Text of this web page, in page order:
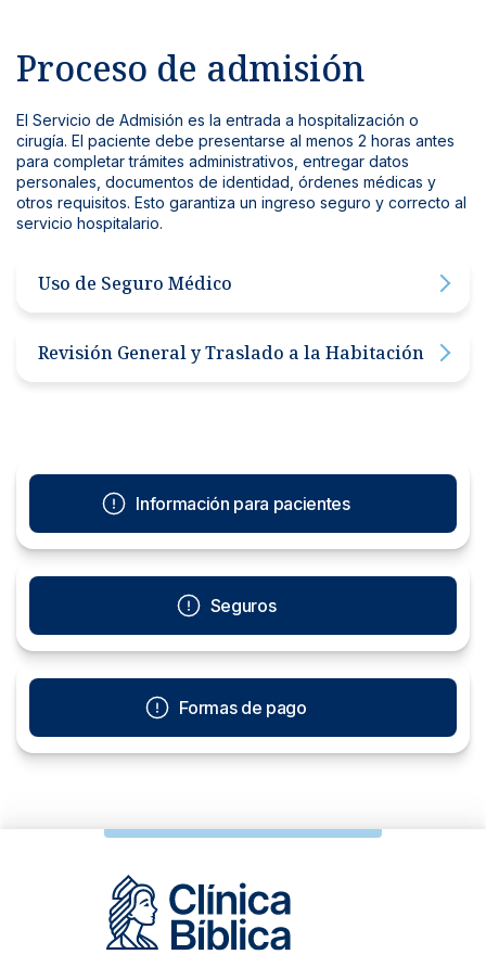
Proceso de admisión
El Servicio de Admisión es la entrada a hospitalización o
cirugía. El paciente debe presentarse al menos 2 horas antes
para completar trámites administrativos, entregar datos
personales, documentos de identidad, órdenes médicas y
otros requisitos. Esto garantiza un ingreso seguro y correcto al
servicio hospitalario.
Uso de Seguro Médico
indicar al personal que desea utilizar su Seguro Médico.
Se le facilitará un formulario que deberá completar y
Revisión General y Traslado a la Habitación
paciente es atendido por el personal de salud del piso
correspondiente. A continuación, se le ofrecen las
indicaciones necesarias para que su estadía sea
placentera, entre ellas, un repaso sobre los usos de: la
cama eléctrica, la caja fuerte, el televisor, el baño, entre
otros.
Información para pacientes
Seguros
Formas de pago